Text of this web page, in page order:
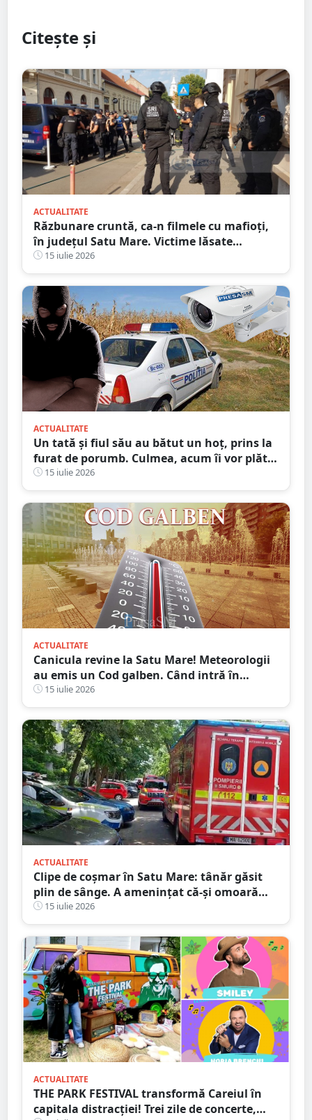
Citește și
ACTUALITATE
Răzbunare cruntă, ca-n filmele cu mafioți,
în județul Satu Mare. Victime lăsate
inconștiente pe stradă
15 iulie 2026
ACTUALITATE
Un tată și fiul său au bătut un hoț, prins la
furat de porumb. Culmea, acum îi vor plăti
și despăgubiri!
15 iulie 2026
ACTUALITATE
Canicula revine la Satu Mare! Meteorologii
au emis un Cod galben. Când intră în
vigoare
15 iulie 2026
ACTUALITATE
Clipe de coșmar în Satu Mare: tânăr găsit
plin de sânge. A amenințat că-și omoară
mama și iubita
15 iulie 2026
ACTUALITATE
THE PARK FESTIVAL transformă Careiul în
capitala distracției! Trei zile de concerte,